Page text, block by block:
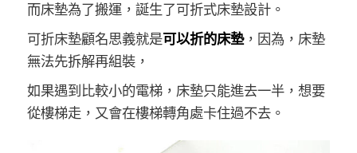
而床墊為了搬運，誕生了可折式床墊設計。
可折床墊顧名思義就是可以折的床墊，因為，床墊
無法先拆解再組裝，
如果遇到比較小的電梯，床墊只能進去一半，想要
從樓梯走，又會在樓梯轉角處卡住過不去。